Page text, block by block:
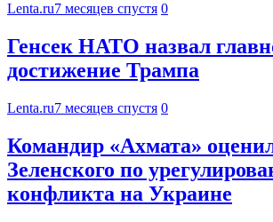
Lenta.ru7 месяцев спустя 0
Генсек НАТО назвал
достижение Трампа
Lenta.ru7 месяцев спустя 0
Командир «Ахмата»
Зеленского по
конфликта на Украине